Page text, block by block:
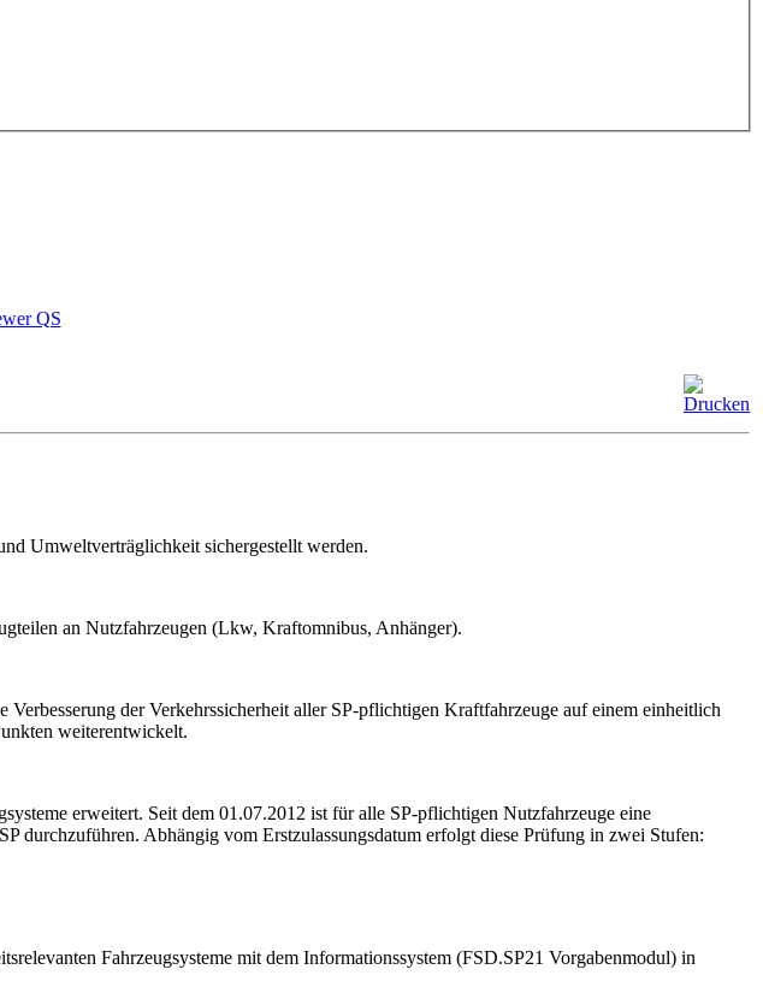
QS
Umweltverträglichkeit sichergestellt werden.
an Nutzfahrzeugen (Lkw, Kraftomnibus, Anhänger).
der Verkehrssicherheit aller SP-pflichtigen Kraftfahrzeuge auf einem einheitlich
weiterentwickelt.
erweitert. Seit dem 01.07.2012 ist für alle SP-pflichtigen Nutzfahrzeuge eine
durchzuführen. Abhängig vom Erstzulassungsdatum erfolgt diese Prüfung in zwei Stufen:
Fahrzeugsysteme mit dem Informationssystem (FSD.SP21 Vorgabenmodul) in